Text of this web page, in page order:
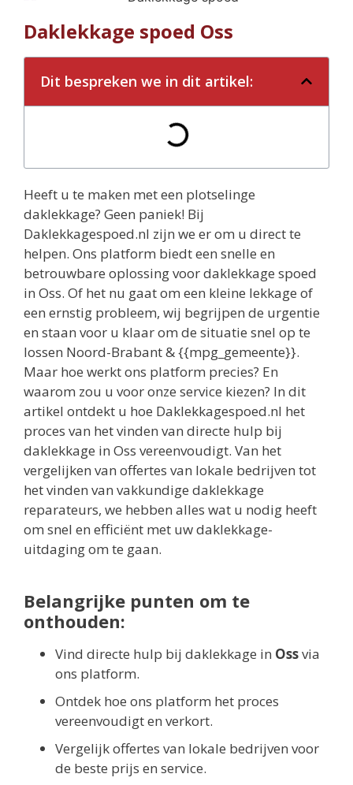
Daklekkage spoed Oss
Dit bespreken we in dit artikel:
Heeft u te maken met een plotselinge
daklekkage? Geen paniek! Bij
Daklekkagespoed.nl zijn we er om u direct te
helpen. Ons platform biedt een snelle en
betrouwbare oplossing voor daklekkage spoed
in Oss. Of het nu gaat om een kleine lekkage of
een ernstig probleem, wij begrijpen de urgentie
en staan voor u klaar om de situatie snel op te
lossen Noord-Brabant & {{mpg_gemeente}}.
Maar hoe werkt ons platform precies? En
waarom zou u voor onze service kiezen? In dit
artikel ontdekt u hoe Daklekkagespoed.nl het
proces van het vinden van directe hulp bij
daklekkage in Oss vereenvoudigt. Van het
vergelijken van offertes van lokale bedrijven tot
het vinden van vakkundige daklekkage
reparateurs, we hebben alles wat u nodig heeft
om snel en efficiënt met uw daklekkage-
uitdaging om te gaan.
Belangrijke punten om te
onthouden:
Vind directe hulp bij daklekkage in Ossvia
ons platform.
Ontdek hoe ons platform het proces
vereenvoudigt en verkort.
Vergelijk offertes van lokale bedrijven voor
de beste prijs en service.